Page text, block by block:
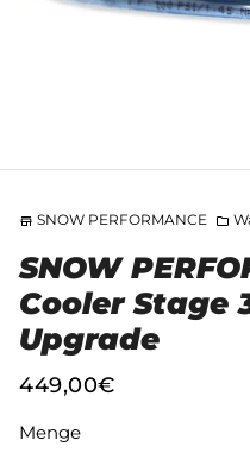
store SNOW PERFORMANCE folder
SNOW
Cooler Stage
Upgrade
449,00€
Menge